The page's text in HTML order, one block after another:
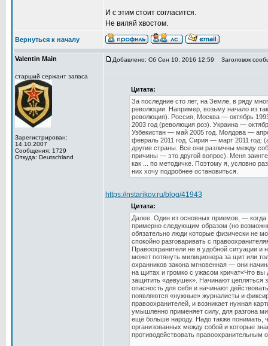
И с этим стоит согласится.
Не виляй хвостом.
Вернуться к началу
Valentin Main
старший сержант запаса
Зарегистрирован:
14.10.2007
Сообщения: 1729
Откуда: Deutschland
Добавлено: Сб Сен 10, 2016 12:59 Заголовок
Цитата:
За последние сто лет, на Земле, в ряду
революции. Например, возьму начало из
революция). Россия, Москва — октябрь
2003 год (революция роз). Украина —
Узбекистан — май 2005 год. Молдова —
февраль 2011 год. Сирия — март 2011 год:
другие страны. Все они различны между
причины — это другой вопрос). Меня
как ... по методичке. Поэтому я, условно
них хочу подробнее остановиться.
https://nstarikov.ru/blog/41943
Цитата:
Далее. Один из основных приемов, —
примерно следующим образом (но
обязательно люди которые физически не
спокойно разговаривать с
Правоохранители не в удобной ситуации и
может потянуть милиционера за щит или
охранников закона мгновенная — они
на щитах и громко с ужасом кричат«Что
защитить «девушек». Начинают
опасность для себя и начинают
появляются «нужные» журналисты и
правоохранителей, и возникает нужная
умышленно применяет силу, для разгона
ещё больше народу. Надо также понимать,
организованных между собой и которые
противодействовать правоохранительным